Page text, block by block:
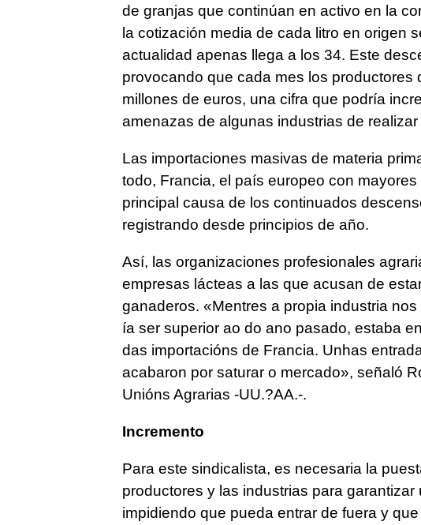
de granjas que continúan en activo en la
la cotización media de cada litro en origen
actualidad apenas llega a los 34. Este
provocando que cada mes los productores
millones de euros, una cifra que podría
amenazas de algunas industrias de
Las importaciones masivas de materia
todo, Francia, el país europeo con
principal causa de los continuados
registrando desde principios de año.
Así, las organizaciones profesionales
empresas lácteas a las que acusan de
ganaderos. «Mentres a propia industria
ía ser superior ao do ano pasado, estaba
das importacións de Francia. Unhas
acabaron por saturar o mercado», señaló
Unións Agrarias -UU.?AA.-.
Incremento
Para este sindicalista, es necesaria la
productores y las industrias para
impidiendo que pueda entrar de fuera y